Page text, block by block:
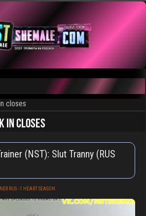
и тема следующего откртытого
closes
in closes
(NST): Slut Tranny (RUS
RUS - 1 HEART SEASON